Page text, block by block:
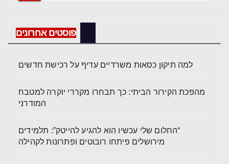
פוסטים אחרונים
למה תיקון כסאות משרדיים עדיף על רכישת חדשים
מהפכת הקירור הביתי: כך תבחרו מקררי יוקרה למטבח
המודרני
“החלום שלי עכשיו הוא להגיע להייטק”: תלמידים
מירושלים פיתחו רובוטים ופתרונות לקהילה